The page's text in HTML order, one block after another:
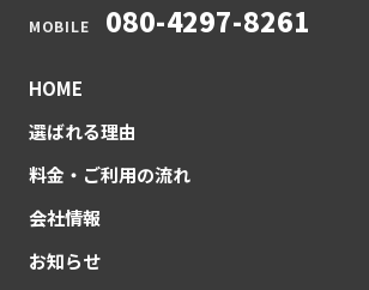
MOBILE 080-4297-8261
HOME
選ばれる理由
料金・ご利用の流れ
会社情報
お知らせ